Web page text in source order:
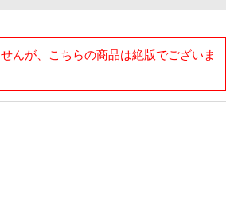
んが、こちらの商品は絶版でございま